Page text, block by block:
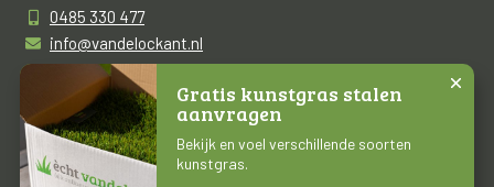
0485 330 477
info@vandelockant.nl
Copyright © 2026 | Van de Lockant Kunstgras
Gratis kunstgras stalen
aanvragen
Bekijk en voel verschillende soorten
kunstgras.